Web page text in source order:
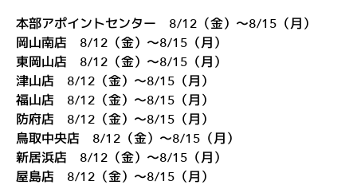
買
う
店
舗
情
報
本部アポイントセンター 8/12（金）〜8/15（月）
岡山南店 8/12（金）〜8/15（月）
東岡山店 8/12（金）〜8/15（月）
津山店 8/12（金）〜8/15（月）
福山店 8/12（金）〜8/15（月）
防府店 8/12（金）〜8/15（月）
鳥取中央店 8/12（金）〜8/15（月）
新居浜店 8/12（金）〜8/15（月）
屋島店 8/12（金）〜8/15（月）